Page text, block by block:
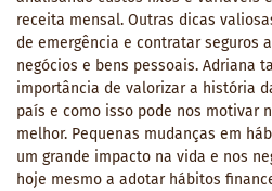
receita mensal. Outras dicas
de emergência e contratar seguros
negócios e bens pessoais. Adriana
importância de valorizar a história
país e como isso pode nos motivar
melhor. Pequenas mudanças em
um grande impacto na vida e nos
hoje mesmo a adotar hábitos